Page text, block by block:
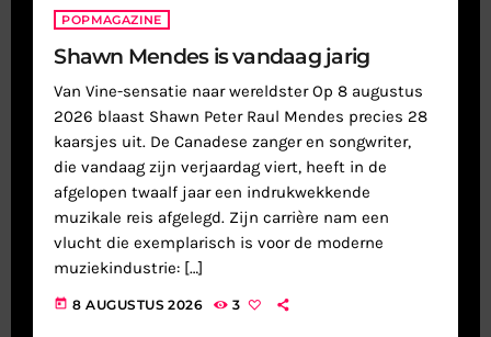
POPMAGAZINE
Shawn Mendes is vandaag jarig
Van Vine-sensatie naar wereldster Op 8 augustus
2026 blaast Shawn Peter Raul Mendes precies 28
kaarsjes uit. De Canadese zanger en songwriter,
die vandaag zijn verjaardag viert, heeft in de
afgelopen twaalf jaar een indrukwekkende
muzikale reis afgelegd. Zijn carrière nam een
vlucht die exemplarisch is voor de moderne
muziekindustrie: […]
today 8 AUGUSTUS 2026 3